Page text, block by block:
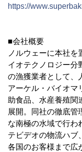
https://
■会社概要
ノルウェーに本社
イオテクノロジー分
の漁獲業者として、
アーケル・バイオマ
助食品、水産養殖関
展開。同社の徹底管
な南極の水域で行わ
テビデオの物流ハブ
各国のお客様まで広